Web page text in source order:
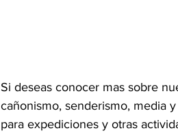
Si deseas conocer mas sobre
cañonismo, senderismo, media
para expediciones y otras